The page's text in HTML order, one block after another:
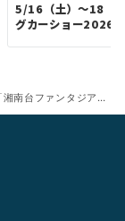
5/16（土）～18（
グカーショー2026
に『EXPEDITION EAGLEⅡ』を出展！！